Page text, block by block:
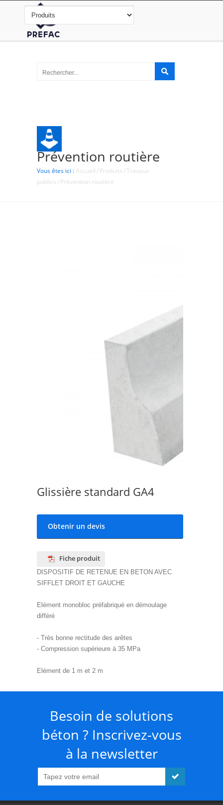
Prévention routière
Vous êtes ici :Accueil/Produits/Travaux
publics/Prévention routière
Glissière standard GA4
Obtenir un devis
Fiche produit
DISPOSITIF DE RETENUE EN BETON AVEC
SIFFLET DROIT ET GAUCHE
Elément monobloc préfabriqué en démoulage
différé
- Très bonne rectitude des arêtes
- Compression supérieure à 35 MPa
Elément de 1 m et 2 m
Besoin de solutions
béton ? Inscrivez-vous
à la newsletter